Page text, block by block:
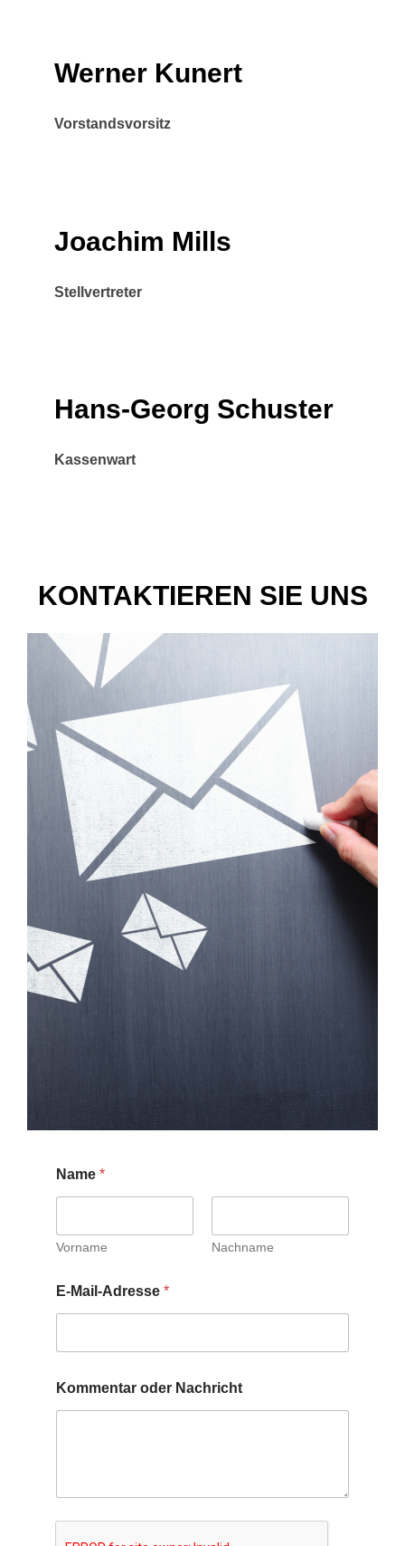
Werner Kunert
Vorstandsvorsitz
Joachim Mills
Stellvertreter
Hans-Georg Schuster
Kassenwart
KONTAKTIEREN SIE UNS
Name*
Vorname Nachname
E-Mail-Adresse*
Kommentar oder Nachricht